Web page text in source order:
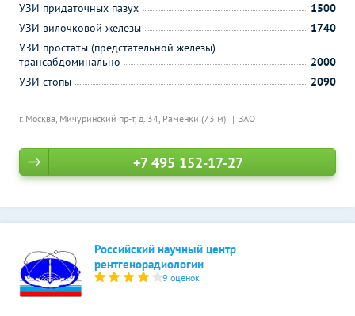
г. Москва, Мичуринский пр-т, д. 34, Раменки (73 м) ЗАО
УЗИ придаточных пазух
1500
УЗИ вилочковой железы
1740
УЗИ простаты (предстательной железы)
трансабдоминально
2000
УЗИ стопы
2090
+7 495 152-17-27
Российский научный центр
рентгенорадиологии
9 оценок